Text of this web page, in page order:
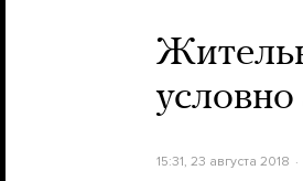
15:31, 23 августа 2018